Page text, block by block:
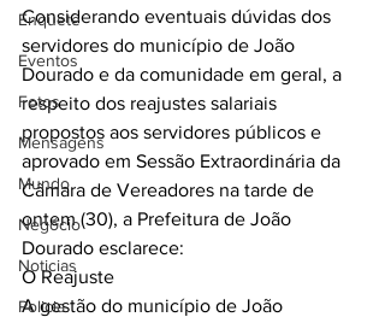
Enquete
Eventos
Fotos
Mensagens
Mundo
Negócio
Noticias
Policia
Considerando eventuais dúvidas dos
servidores do município de João
Dourado e da comunidade em geral, a
respeito dos reajustes salariais
propostos aos servidores públicos e
aprovado em Sessão Extraordinária da
Câmara de Vereadores na tarde de
ontem (30), a Prefeitura de João
Dourado esclarece:
O Reajuste
A gestão do município de João